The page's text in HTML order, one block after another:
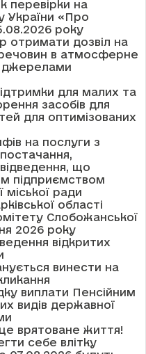
перевірки на
України «Про
року
отримати дозвіл на
в атмосферне
джерелами
для малих та
засобів для
для оптимізованих
на послуги з
що
підприємством
міської ради
області
Слобожанської
2026 року
відкритих
винести на
виплати Пенсійним
видів державної
врятоване життя!
себе влітку